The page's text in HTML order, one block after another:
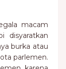
macam
disyaratkan
burka atau
parlemen.